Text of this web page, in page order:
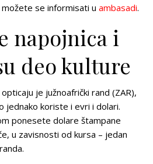
se informisati u ambasadi.
napojnica i
deo kulture
je južnoafrički rand (ZAR),
jednako koriste i evri i dolari.
ponesete dolare štampane
u zavisnosti od kursa – jedan